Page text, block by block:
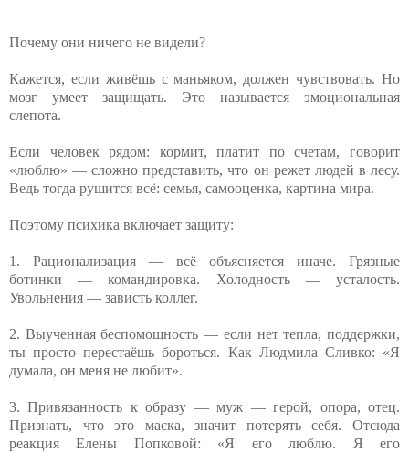
Почему они ничего не видели?
Кажется, если живёшь с маньяком, должен чувствовать. Но
мозг умеет защищать. Это называется эмоциональная
слепота.
Если человек рядом: кормит, платит по счетам, говорит
«люблю» — сложно представить, что он режет людей в лесу.
Ведь тогда рушится всё: семья, самооценка, картина мира.
Поэтому психика включает защиту:
1. Рационализация — всё объясняется иначе. Грязные
ботинки — командировка. Холодность — усталость.
Увольнения — зависть коллег.
2. Выученная беспомощность — если нет тепла, поддержки,
ты просто перестаёшь бороться. Как Людмила Сливко: «Я
думала, он меня не любит».
3. Привязанность к образу — муж — герой, опора, отец.
Признать, что это маска, значит потерять себя. Отсюда
реакция Елены Попковой: «Я его люблю. Я его